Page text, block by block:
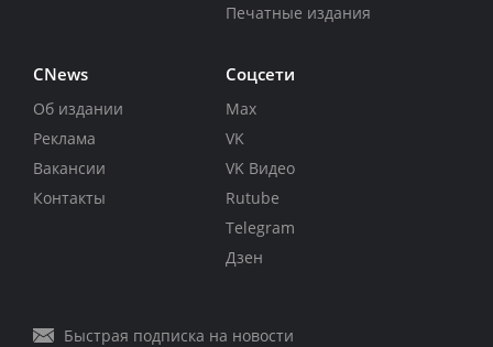
Печатные издания
CNews
Об издании
Реклама
Вакансии
Контакты
Соцсети
Max
VK
VK Видео
Rutube
Telegram
Дзен
Быстрая подписка на новости